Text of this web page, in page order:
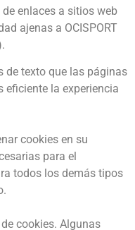
enlaces a sitios web
ajenas a OCISPORT
de texto que las páginas
eficiente la experiencia
cookies en su
para el
todos los demás tipos
cookies. Algunas